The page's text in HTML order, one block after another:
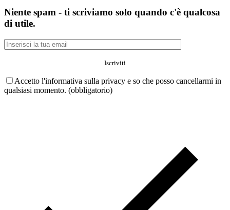
Niente spam - ti scriviamo solo quando c'è qualcosa
di utile.
Accetto l'informativa sulla privacy e so che posso cancellarmi in
qualsiasi momento. (obbligatorio)